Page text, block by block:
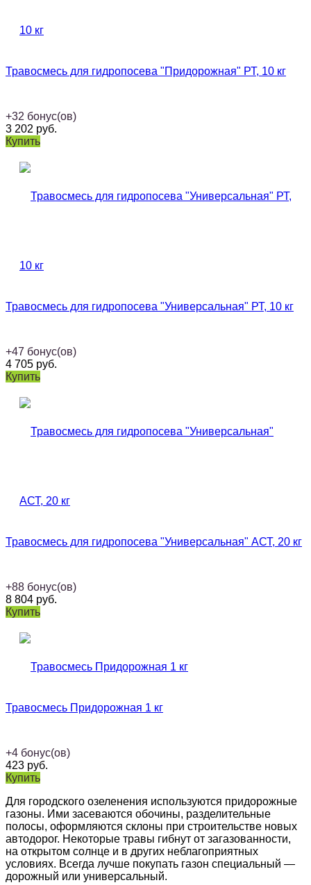
Травосмесь для гидропосева "Придорожная" РТ, 10 кг
+32 бонус(ов)
3 202 руб.
Купить
Травосмесь для гидропосева "Универсальная" РТ, 10 кг
+47 бонус(ов)
4 705 руб.
Купить
Травосмесь для гидропосева "Универсальная" АСТ, 20 кг
+88 бонус(ов)
8 804 руб.
Купить
Травосмесь Придорожная 1 кг
+4 бонус(ов)
423 руб.
Купить
Для городского озеленения используются придорожные
газоны. Ими засеваются обочины, разделительные
полосы, оформляются склоны при строительстве новых
автодорог. Некоторые травы гибнут от загазованности,
на открытом солнце и в других неблагоприятных
условиях. Всегда лучше покупать газон специальный —
дорожный или универсальный.